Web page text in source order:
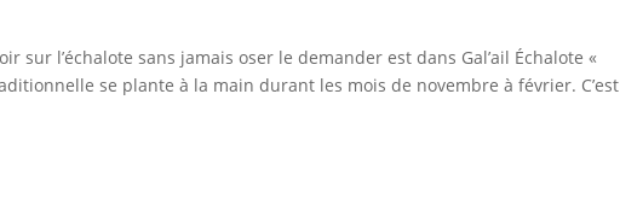
sur l’échalote sans jamais oser le demander est dans Gal’ail Échalote «
se plante à la main durant les mois de novembre à février. C’est